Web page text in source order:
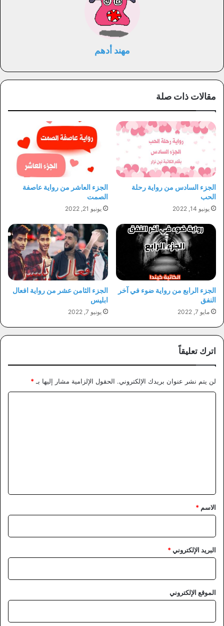
مهند أدهم
مقالات ذات صلة
الجزء السادس من رواية رحلة
الحب
يونيو 14, 2022
الجزء العاشر من رواية عاصفة
الصمت
يونيو 21, 2022
الجزء الرابع من رواية ضوء في آخر
النفق
مايو 7, 2022
الجزء الثامن عشر من رواية افعال
ابليس
يونيو 7, 2022
اترك تعليقاً
لن يتم نشر عنوان بريدك الإلكتروني. الحقول الإلزامية مشار إليها بـ *
*
الاسم *
البريد الإلكتروني*
الموقع الإلكتروني